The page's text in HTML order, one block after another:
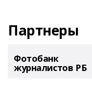
Партнеры
Фотобанк
журналистов РБ